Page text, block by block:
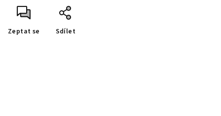
Zeptat se Sdílet